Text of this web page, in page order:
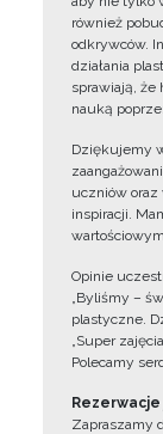
również
odkrywców.
działania
sprawiają, że
nauką
Dziękujemy
uczniów oraz
inspiracji.
Opinie
„Byliśmy –
plastyczne.
„Super
Polecamy
Zapraszamy